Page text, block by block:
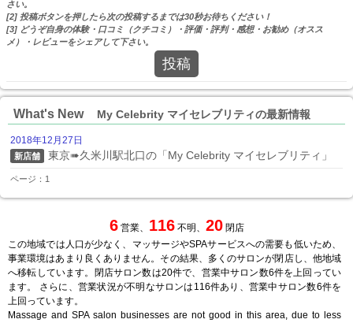
さい。
[2] 投稿ボタンを押したら次の投稿するまでは30秒お待ちください！
[3] どうぞ自身の体験・口コミ（クチコミ）・評価・評判・感想・お勧め（オスス
メ）・レビューをシェアして下さい。
投稿
What's New My Celebrity マイセレブリティの最新情報
2018年12月27日
新店舗 東京➠久米川駅北口の「My Celebrity マイセレブリティ」
ページ：1
6営業、 116不明、 20閉店
この地域では人口が少なく、マッサージやSPAサービスへの需要も低いため、
事業環境はあまり良くありません。その結果、多くのサロンが閉店し、他地域
へ移転しています。閉店サロン数は20件で、営業中サロン数6件を上回ってい
ます。 さらに、営業状況が不明なサロンは116件あり、営業中サロン数6件を
上回っています。
Massage and SPA salon businesses are not good in this area, due to less